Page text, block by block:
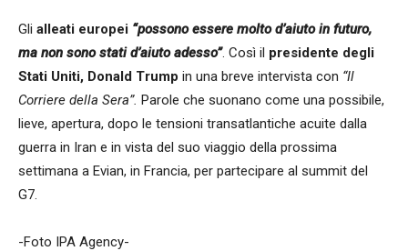
Gli alleati europei “possono essere molto d’aiuto in futuro,
ma non sono stati d’aiuto adesso”. Così il presidente degli
Stati Uniti, Donald Trump in una breve intervista con “Il
Corriere della Sera”. Parole che suonano come una possibile,
lieve, apertura, dopo le tensioni transatlantiche acuite dalla
guerra in Iran e in vista del suo viaggio della prossima
settimana a Evian, in Francia, per partecipare al summit del
G7.
-Foto IPA Agency-